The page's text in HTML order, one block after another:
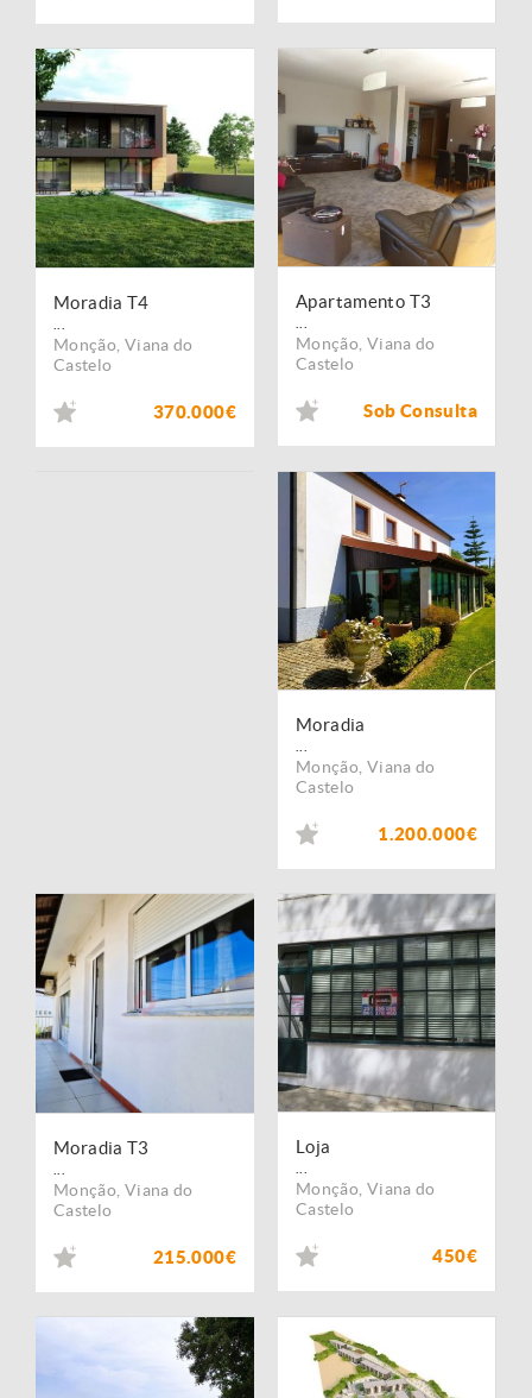
Moradia T4
Monção Viana do
Castelo
370.000€
Apartamento T3
Monção Viana do
Castelo
Sob Consulta
Moradia
Monção Viana do
Castelo
1.200.000€
Moradia T3
Monção Viana do
Castelo
215.000€
Loja
Monção Viana do
Castelo
450€